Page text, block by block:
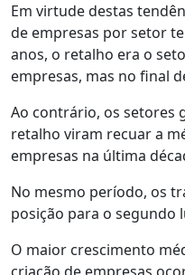
Em virtude destas
de empresas por setor
anos, o retalho era o
empresas, mas no final
Ao contrário, os setores
retalho viram recuar a
empresas na última
No mesmo período, os
posição para o segundo
O maior crescimento